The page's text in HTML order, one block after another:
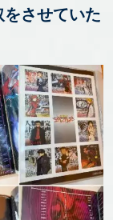
させていた